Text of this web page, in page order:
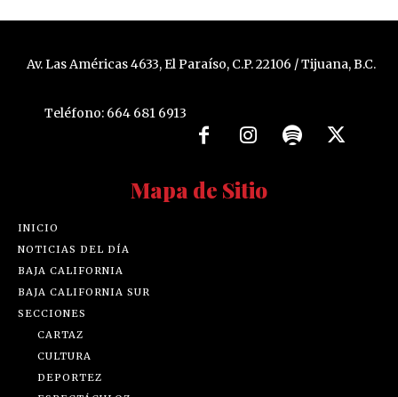
Av. Las Américas 4633, El Paraíso, C.P. 22106 / Tijuana, B.C.
Teléfono: 664 681 6913
Mapa de Sitio
INICIO
NOTICIAS DEL DÍA
BAJA CALIFORNIA
BAJA CALIFORNIA SUR
SECCIONES
CARTAZ
CULTURA
DEPORTEZ